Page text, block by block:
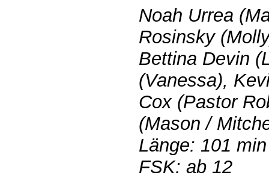
Noah Urrea
Rosinsky
Bettina Devin
(Vanessa),
Cox (Pastor
(Mason /
Länge: 101 min
FSK: ab 12